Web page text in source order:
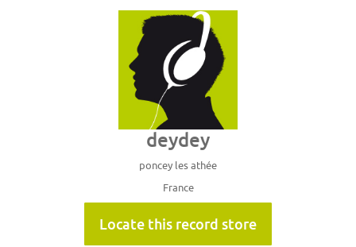
deydey
poncey les athée
France
Locate this record store